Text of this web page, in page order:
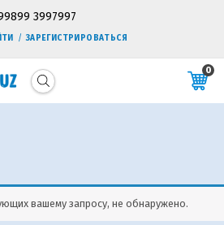
3997997
/ ЗАРЕГИСТРИРОВАТЬСЯ
0
вашему запросу, не обнаружено.